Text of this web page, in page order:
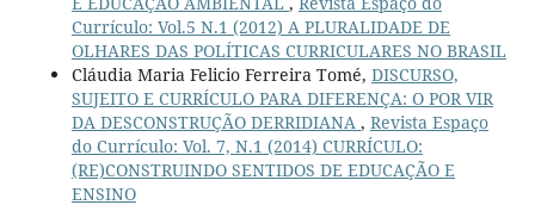
Currículo: Vol.5 N.1 (2012) A PLURALIDADE DE
OLHARES DAS POLÍTICAS CURRICULARES NO BRASIL
Cláudia Maria Felicio Ferreira Tomé, DISCURSO,
SUJEITO E CURRÍCULO PARA DIFERENÇA: O POR VIR
DA DESCONSTRUÇÃO DERRIDIANA , Revista Espaço
do Currículo: Vol. 7, N.1 (2014) CURRÍCULO:
(RE)CONSTRUINDO SENTIDOS DE EDUCAÇÃO E
ENSINO